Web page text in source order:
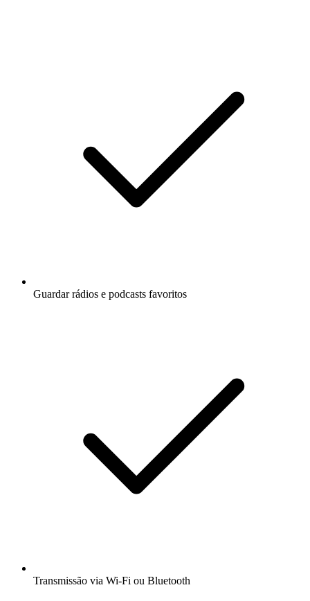
Guardar rádios e podcasts favoritos
Transmissão via Wi-Fi ou Bluetooth